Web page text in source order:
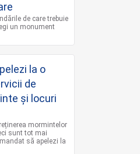
de care trebuie
un monument
la o
de
și locuri
mormintelor
sunt tot mai
să apelezi la